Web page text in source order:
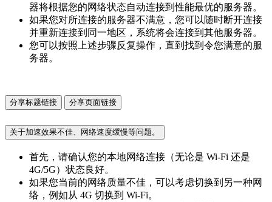
器将根据您的网络状态自动连接到性能最优的服务器。
如果您对所连接的服务器不满意，您可以随时断开连接
并重新连接到同一地区，系统将会连接到其他服务器。
您可以按照上述步骤反复操作，直到找到令您满意的服
务器。
分享标题链接 分享页面链接
关于加速效果不佳、网络速度缓慢等问题。
首先，请确认您的本地网络连接（无论是 Wi-Fi 还是
4G/5G）状态良好。
如果您当前的网络质量不佳，可以考虑切换到另一种网
络，例如从 4G 切换到 Wi-Fi。